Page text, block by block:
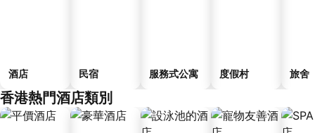
酒店 民宿 服務式公寓 度假村 旅舍
香港熱門酒店類別